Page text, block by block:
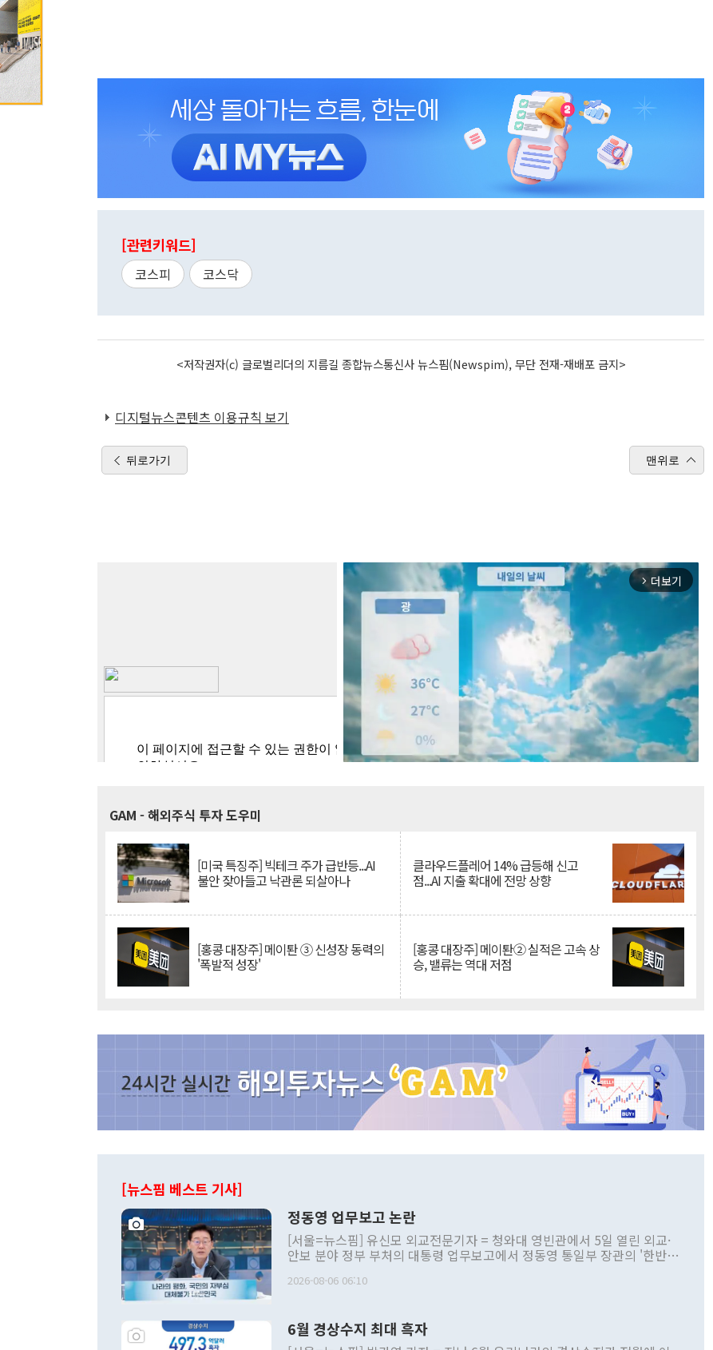
[관련키워드]
코스피 코스닥
<저작권자(c) 글로벌리더의 지름길 종합뉴스통신사 뉴스핌(Newspim), 무단 전재-재배포 금지>
디지털뉴스콘텐츠 이용규칙 보기
뒤로가기 맨위로
arrow_forward_ios 더보기
GAM - 해외주식 투자 도우미
[미국 특징주] 빅테크 주가 급반등...AI
불안 잦아들고 낙관론 되살아나
클라우드플레어 14% 급등해 신고
점...AI 지출 확대에 전망 상향
[홍콩 대장주] 메이퇀 ③ 신성장 동력의
'폭발적 성장'
[홍콩 대장주] 메이퇀② 실적은 고속 상
승, 밸류는 역대 저점
[뉴스핌 베스트 기사]
정동영 업무보고 논란
[서울=뉴스핌] 유신모 외교전문기자 = 청와대 영빈관에서 5일 열린 외교·
안보 분야 정부 부처의 대통령 업무보고에서 정동영 통일부 장관의 '한반도
발언 중에는 정부 내 조율을 거치지 않은 사안을 정책으로 추진하겠다고 공
주의적 희망에 근거한 비현실적 구상'이라는 비판을 내놨다. 그동안 정 장
2026-08-06 06:10
6월 경상수지 최대 흑자